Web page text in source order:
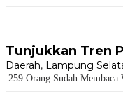
Tunjukkan Tren
Daerah, Lampung
259 Orang Sudah